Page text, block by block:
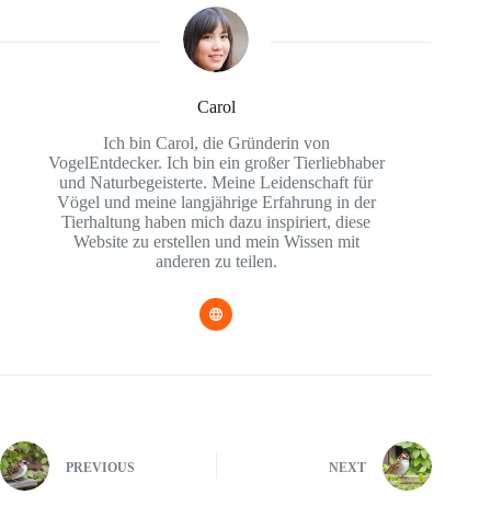
Carol
Ich bin Carol, die Gründerin von
VogelEntdecker. Ich bin ein großer Tierliebhaber
und Naturbegeisterte. Meine Leidenschaft für
Vögel und meine langjährige Erfahrung in der
Tierhaltung haben mich dazu inspiriert, diese
Website zu erstellen und mein Wissen mit
anderen zu teilen.
PREVIOUS NEXT